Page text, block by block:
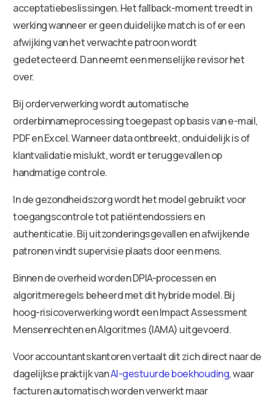
acceptatiebeslissingen. Het fallback-moment treedt in
werking wanneer er geen duidelijke match is of er een
afwijking van het verwachte patroon wordt
gedetecteerd. Dan neemt een menselijke revisor het
over.
Bij orderverwerking wordt automatische
orderbinnameprocessing toegepast op basis van e-mail,
PDF en Excel. Wanneer data ontbreekt, onduidelijk is of
klantvalidatie mislukt, wordt er teruggevallen op
handmatige controle.
In de gezondheidszorg wordt het model gebruikt voor
toegangscontrole tot patiëntendossiers en
authenticatie. Bij uitzonderingsgevallen en afwijkende
patronen vindt supervisie plaats door een mens.
Binnen de overheid worden DPIA-processen en
algoritmeregels beheerd met dit hybride model. Bij
hoog-risicoverwerking wordt een Impact Assessment
Mensenrechten en Algoritmes (IAMA) uitgevoerd.
Voor accountantskantoren vertaalt dit zich direct naar de
dagelijkse praktijk vanAI-gestuurde boekhouding, waar
facturen automatisch worden verwerkt maar